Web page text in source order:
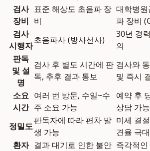
검사
장비
표준 해상도 초음파 장
비
대학병
파 장비
검사
시행자
초음파사 (방사선사)
30년 경
의
판독
및 설
명
검사 후 별도 시간에 판
독, 추후 결과 통보
검사와
및 즉시
소요
시간
여러 번 방문, 수일~수
주 소요 가능
예약 후
상담 가
정밀도
판독자에 따라 편차 발
생 가능
미세 결
견율 극
환자 결과 대기로 인한 불안 즉각적